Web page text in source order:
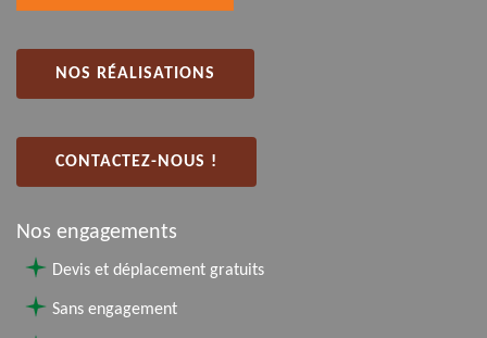
NOS RÉALISATIONS
CONTACTEZ-NOUS !
Nos engagements
Devis et déplacement gratuits
Sans engagement